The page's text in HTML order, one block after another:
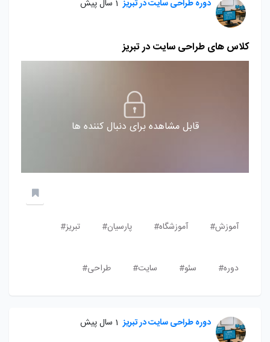
دوره طراحی سایت در تبریز 1 سال پیش
کلاس‌ های طراحی سایت در تبریز
قابل مشاهده برای دنبال کننده ها
آموزش# آموزشگاه# پارسیان# تبریز#
دوره# سئو# سایت# طراحی#
دوره طراحی سایت در تبریز 1 سال پیش